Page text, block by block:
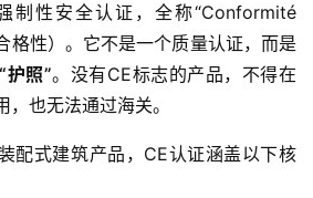
制性安全认证，全称“Conformité
格性）。它不是一个质量认证，而是
护照”。没有CE标志的产品，不得在
也无法通过海关。
配式建筑产品，CE认证涵盖以下核